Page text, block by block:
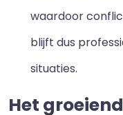
waardoor
blijft dus
situaties.
Het